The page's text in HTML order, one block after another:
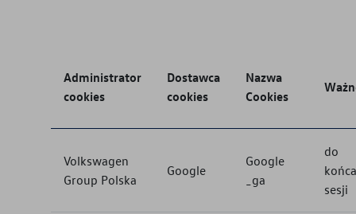
Administrator
cookies
Dostawca
cookies
Nazwa
Cookies
Volkswagen
Group Polska
Google
Google
_ga
do
końca
sesji